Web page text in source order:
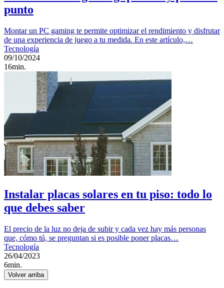
punto
Montar un PC gaming te permite optimizar el rendimiento y disfrutar
de una experiencia de juego a tu medida. En este artículo,…
Tecnología
09/10/2024
16min.
Instalar placas solares en tu piso: todo lo
que debes saber
El precio de la luz no deja de subir y cada vez hay más personas
que, cómo tú, se preguntan si es posible poner placas…
Tecnología
26/04/2023
6min.
Volver arriba